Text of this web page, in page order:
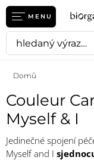
MENU
Domů
Couleur
Myself & I
Jedinečné spojení
Myself and I